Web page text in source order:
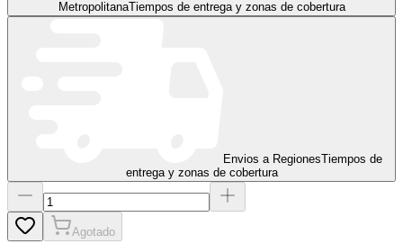
MetropolitanaTiempos de entrega y zonas de cobertura
Envios a RegionesTiempos de
entrega y zonas de cobertura
Agotado